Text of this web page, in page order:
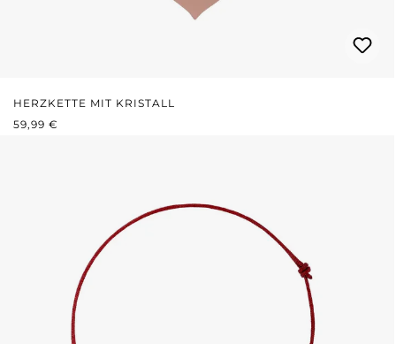
HERZKETTE MIT KRISTALL
REGULÄRER PREIS:
59,99 €